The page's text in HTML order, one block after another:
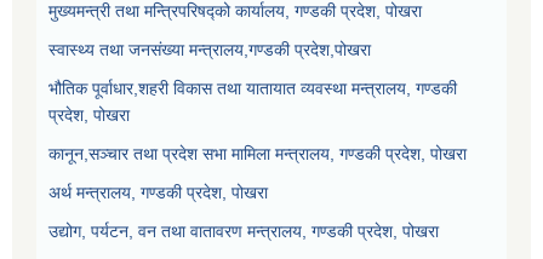
मुख्यमन्त्री तथा मन्त्रिपरिषद्को कार्यालय, गण्डकी प्रदेश, पोखरा
स्वास्थ्य तथा जनसंख्या मन्त्रालय,गण्डकी प्रदेश,पोखरा
भौतिक पूर्वाधार,शहरी विकास तथा यातायात व्यवस्था मन्त्रालय, गण्डकी
प्रदेश, पोखरा
कानून,सञ्चार तथा प्रदेश सभा मामिला मन्त्रालय, गण्डकी प्रदेश, पोखरा
अर्थ मन्त्रालय, गण्डकी प्रदेश, पोखरा
उद्योग, पर्यटन, वन तथा वातावरण मन्त्रालय, गण्डकी प्रदेश, पोखरा